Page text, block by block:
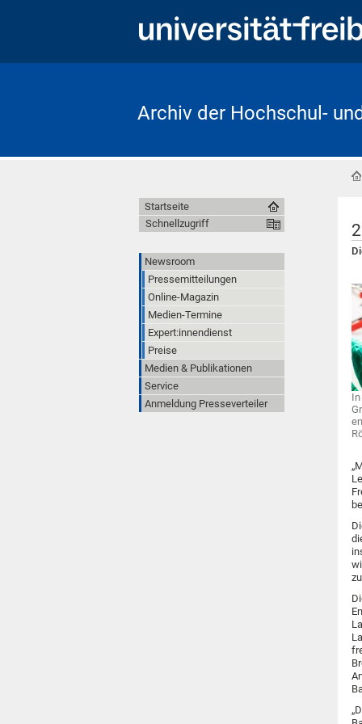
Archiv der Hochschul-
Startseite
Schnellzugriff
Newsroom
Pressemitteilungen
Online-Magazin
Medien-Termine
Expert:innendienst
Preise
Medien & Publikationen
Service
Anmeldung Presseverteiler